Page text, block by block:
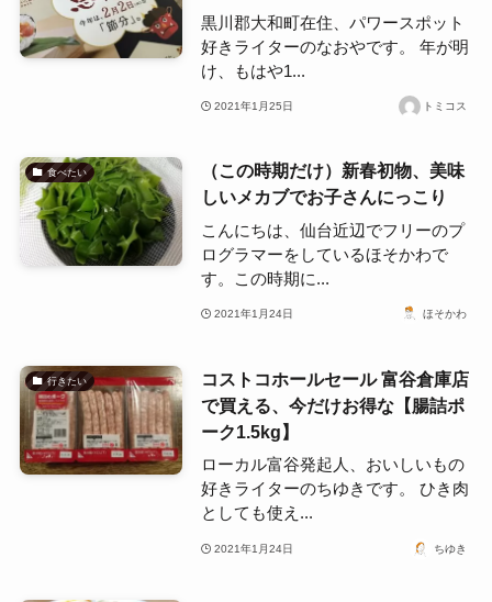
黒川郡大和町在住、パワースポット
好きライターのなおやです。 年が明
け、もはや1...
2021年1月25日 トミコス
食べたい
（この時期だけ）新春初物、美味
しいメカブでお子さんにっこり
こんにちは、仙台近辺でフリーのプ
ログラマーをしているほそかわで
す。この時期に...
2021年1月24日 ほそかわ
行きたい
コストコホールセール 富谷倉庫店
で買える、今だけお得な【腸詰ポ
ーク1.5kg】
ローカル富谷発起人、おいしいもの
好きライターのちゆきです。 ひき肉
としても使え...
2021年1月24日 ちゆき